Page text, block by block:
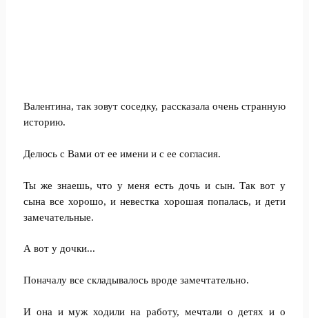
Валентина, так зовут соседку, рассказала очень странную
историю.
Делюсь с Вами от ее имени и с ее согласия.
Ты же знаешь, что у меня есть дочь и сын. Так вот у
сына все хорошо, и невестка хорошая попалась, и дети
замечательные.
А вот у дочки...
Поначалу все складывалось вроде замечтательно.
И она и муж ходили на работу, мечтали о детях и о